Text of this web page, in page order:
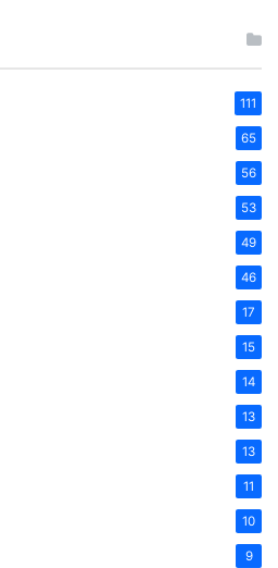
111
65
56
53
49
46
17
15
14
13
13
11
10
9